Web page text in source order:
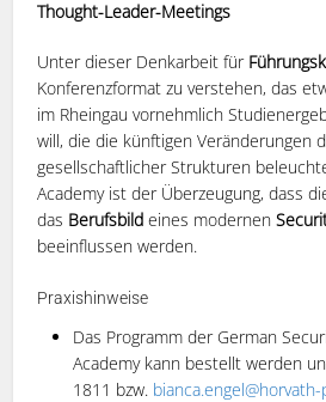
Thought-Leader-Meetings
Unter dieser Denkarbeit für
Konferenzformat zu verstehen, das
im Rheingau vornehmlich
will, die die künftigen Veränderungen
gesellschaftlicher Strukturen
Academy ist der Überzeugung, dass
das Berufsbildeines modernen
beeinflussen werden.
Praxishinweise
Das Programm der German
Academy kann bestellt werden
1811 bzw.